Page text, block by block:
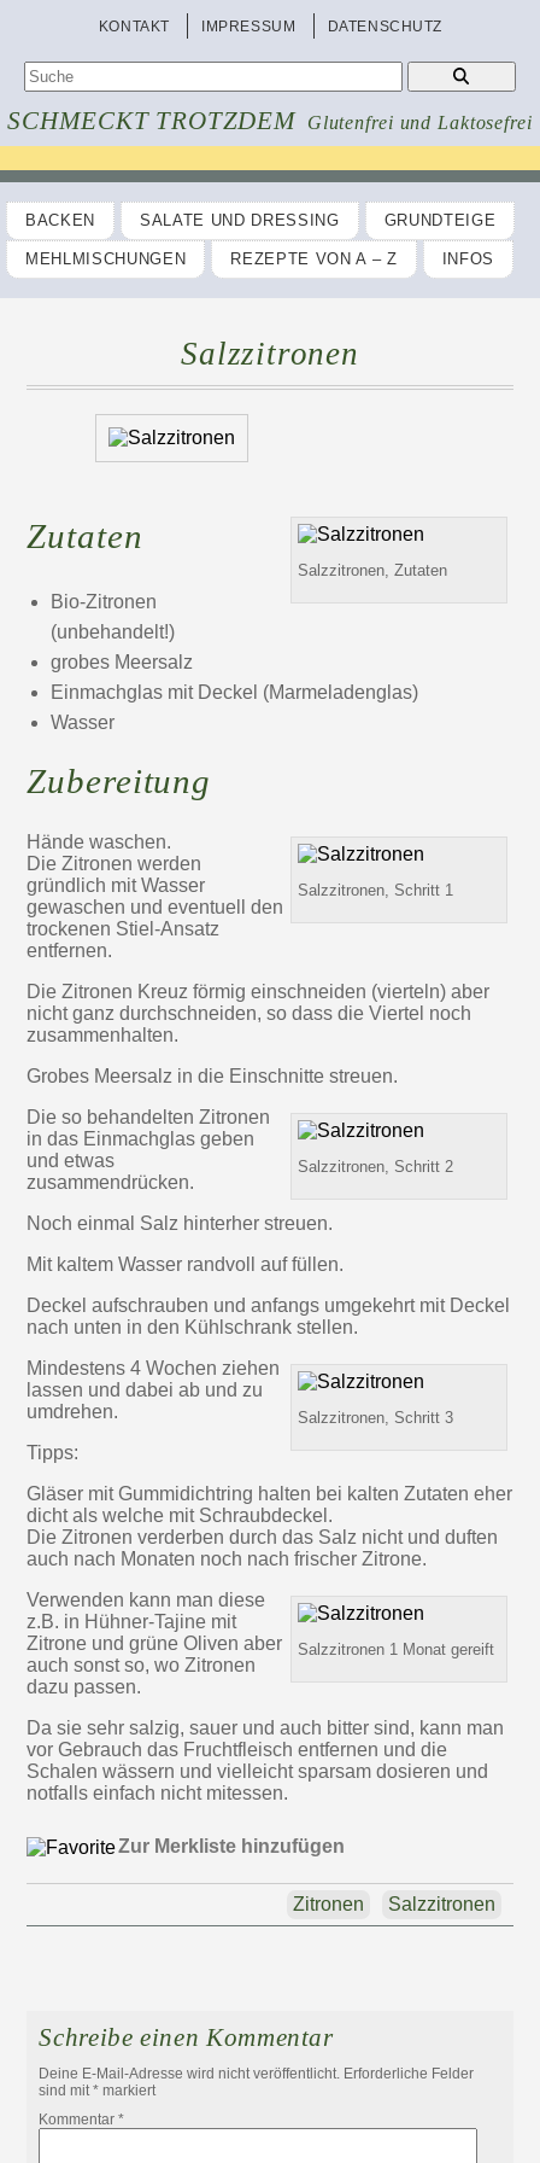
KONTAKT IMPRESSUM DATENSCHUTZ
SCHMECKT TROTZDEM Glutenfrei und Laktosefrei
BACKEN SALATE UND DRESSING GRUNDTEIGE
MEHLMISCHUNGEN REZEPTE VON A – Z INFOS
Salzzitronen
Salzzitronen, Zutaten
Zutaten
Bio-Zitronen
(unbehandelt!)
grobes Meersalz
Einmachglas mit Deckel (Marmeladenglas)
Wasser
Zubereitung
Salzzitronen, Schritt 1
Hände waschen.
Die Zitronen werden
gründlich mit Wasser
gewaschen und eventuell den
trockenen Stiel-Ansatz
entfernen.
Die Zitronen Kreuz förmig einschneiden (vierteln) aber
nicht ganz durchschneiden, so dass die Viertel noch
zusammenhalten.
Grobes Meersalz in die Einschnitte streuen.
Salzzitronen, Schritt 2
Die so behandelten Zitronen
in das Einmachglas geben
und etwas
zusammendrücken.
Noch einmal Salz hinterher streuen.
Mit kaltem Wasser randvoll auf füllen.
Deckel aufschrauben und anfangs umgekehrt mit Deckel
nach unten in den Kühlschrank stellen.
Salzzitronen, Schritt 3
Mindestens 4 Wochen ziehen
lassen und dabei ab und zu
umdrehen.
Tipps:
Gläser mit Gummidichtring halten bei kalten Zutaten eher
dicht als welche mit Schraubdeckel.
Die Zitronen verderben durch das Salz nicht und duften
auch nach Monaten noch nach frischer Zitrone.
Salzzitronen 1 Monat gereift
Verwenden kann man diese
z.B. in Hühner-Tajine mit
Zitrone und grüne Oliven aber
auch sonst so, wo Zitronen
dazu passen.
Da sie sehr salzig, sauer und auch bitter sind, kann man
vor Gebrauch das Fruchtfleisch entfernen und die
Schalen wässern und vielleicht sparsam dosieren und
notfalls einfach nicht mitessen.
Zur Merkliste hinzufügen
Salzzitronen
Zitronen
Schreibe einen Kommentar
Deine E-Mail-Adresse wird nicht veröffentlicht. Erforderliche Felder
sind mit* markiert
Kommentar*